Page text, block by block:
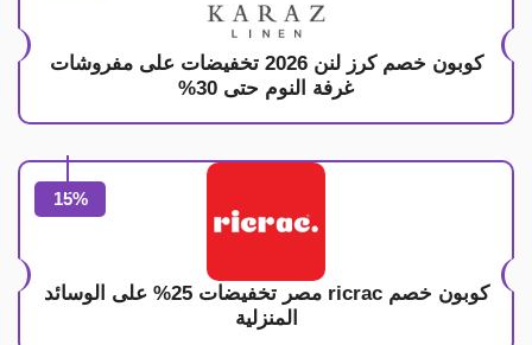
كوبون خصم كرز لنن 2026 تخفيضات على مفروشات
غرفة النوم حتى 30%
15%
كوبون خصم ricrac مصر تخفيضات 25% على الوسائد
المنزلية